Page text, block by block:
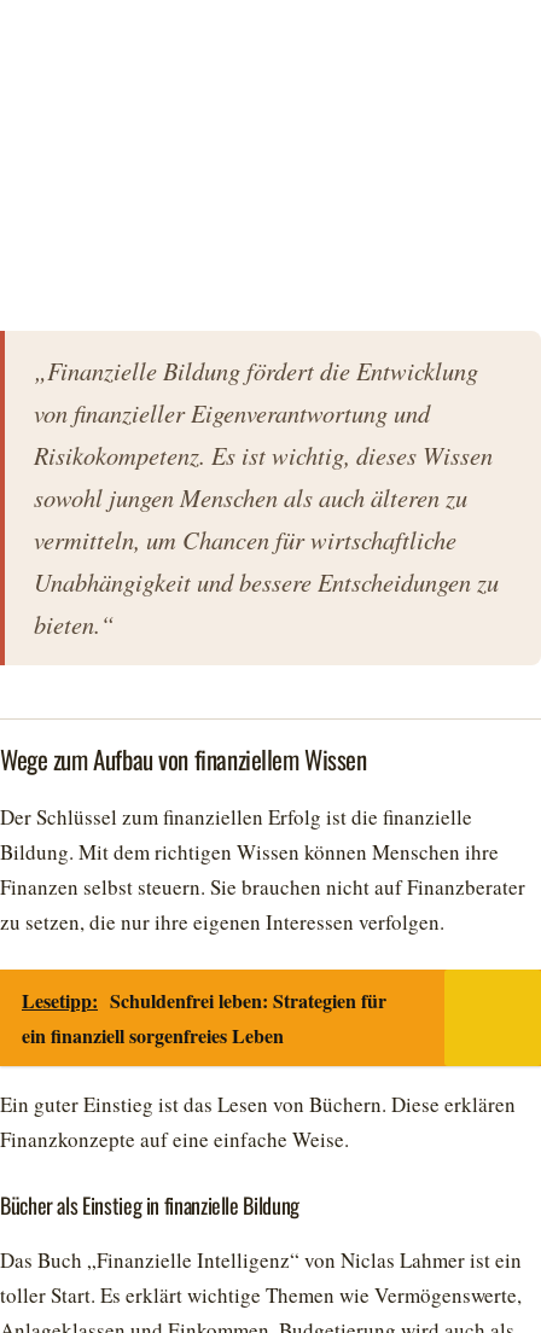
„Finanzielle Bildung fördert die Entwicklung
von finanzieller Eigenverantwortung und
Risikokompetenz. Es ist wichtig, dieses Wissen
sowohl jungen Menschen als auch älteren zu
vermitteln, um Chancen für wirtschaftliche
Unabhängigkeit und bessere Entscheidungen zu
bieten.“
Wege zum Aufbau von finanziellem Wissen
Der Schlüssel zum finanziellen Erfolg ist die finanzielle
Bildung. Mit dem richtigen Wissen können Menschen ihre
Finanzen selbst steuern. Sie brauchen nicht auf Finanzberater
zu setzen, die nur ihre eigenen Interessen verfolgen.
Lesetipp: Schuldenfrei leben: Strategien für
ein finanziell sorgenfreies Leben
Ein guter Einstieg ist das Lesen von Büchern. Diese erklären
Finanzkonzepte auf eine einfache Weise.
Bücher als Einstieg in finanzielle Bildung
Das Buch „Finanzielle Intelligenz“ von Niclas Lahmer ist ein
toller Start. Es erklärt wichtige Themen wie Vermögenswerte,